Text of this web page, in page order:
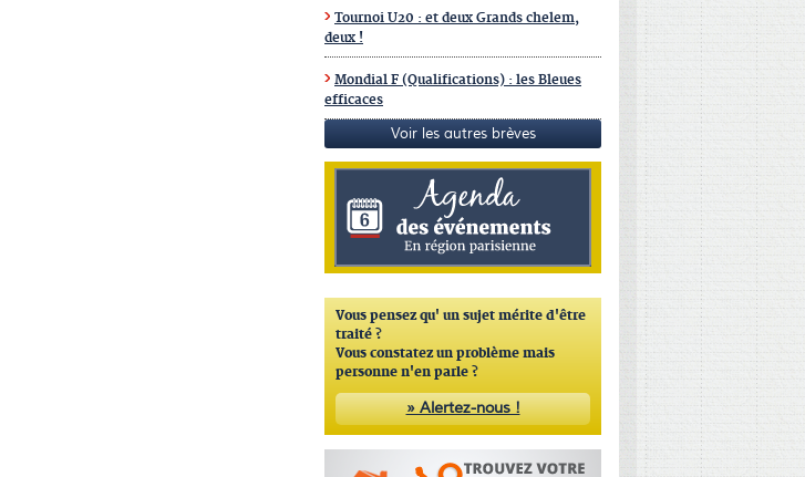
Tournoi U20 : et deux Grands chelem,
deux !
Mondial F (Qualifications) : les Bleues
efficaces
Voir les autres brèves
Vous pensez qu' un sujet mérite d'être
traité ?
Vous constatez un problème mais
personne n'en parle ?
» Alertez-nous !